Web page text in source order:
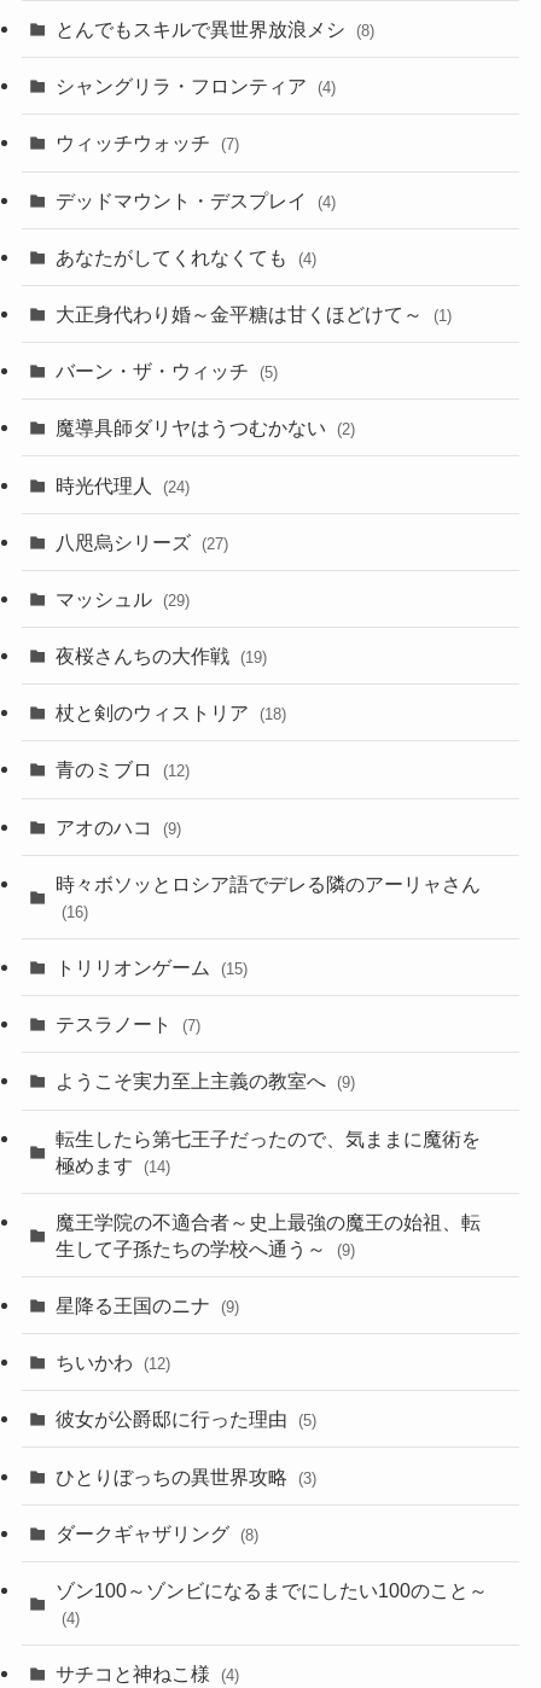
とんでもスキルで異世界放浪メシ (8)
シャングリラ・フロンティア (4)
ウィッチウォッチ (7)
デッドマウント・デスプレイ (4)
あなたがしてくれなくても (4)
大正身代わり婚～金平糖は甘くほどけて～ (1)
バーン・ザ・ウィッチ (5)
魔導具師ダリヤはうつむかない (2)
時光代理人 (24)
八咫烏シリーズ (27)
マッシュル (29)
夜桜さんちの大作戦 (19)
杖と剣のウィストリア (18)
青のミブロ (12)
アオのハコ (9)
時々ボソッとロシア語でデレる隣のアーリャさん
(16)
トリリオンゲーム (15)
テスラノート (7)
ようこそ実力至上主義の教室へ (9)
転生したら第七王子だったので、気ままに魔術を
極めます
(14)
魔王学院の不適合者～史上最強の魔王の始祖、転
生して子孫たちの学校へ通う～
(9)
星降る王国のニナ (9)
ちいかわ (12)
彼女が公爵邸に行った理由 (5)
ひとりぼっちの異世界攻略 (3)
ダークギャザリング (8)
ゾン100～ゾンビになるまでにしたい100のこと～
(4)
サチコと神ねこ様 (4)